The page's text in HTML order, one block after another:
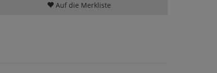
Auf die Merkliste